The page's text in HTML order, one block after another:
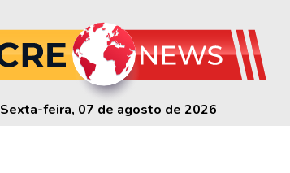
Sexta-feira, 07 de agosto de 2026